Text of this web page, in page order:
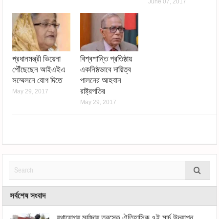
প্রধানমন্ত্রী ভিয়েনা
পৌঁছেছেন আইএইএ
সম্মেলনে যোগ দিতে
May 29, 2017
বিশ্বশান্তি প্রতিষ্ঠায়
একনিষ্ঠভাবে দায়িত্ব
পালনের আহবান
রাষ্ট্রপতির
May 29, 2017
সর্বশেষ সংবাদ